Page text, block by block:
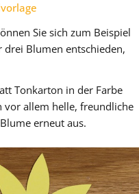
Sie sich zum Beispiel
drei Blumen entschieden,
Tonkarton in der Farbe
vor allem helle, freundliche
erneut aus.